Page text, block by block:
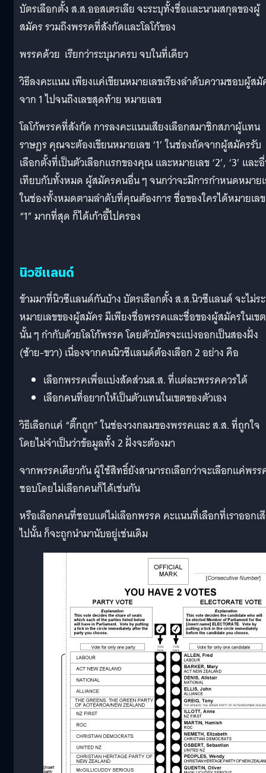
บัตรเลือกตั้ง ส.ส.ออสเตรเลีย จะระบุทั้งชื่อและนามสกุลของผู้
สมัคร รวมถึงพรรคที่สังกัดและโลโก้ของ
พรรคด้วย เรียกว่าระบุมาครบ จบในที่เดียว
วิธีลงคะแนน เพียงแค่เขียนหมายเลขเรียงลำดับความชอบผู้สมั
จาก 1 ไปจนถึงเลขสุดท้าย หมายเลข
โลโก้พรรคที่สังกัด การลงคะแนนเสียงเลือกสมาชิกสภาผู้แทน
ราษฎร คุณจะต้องเขียนหมายเลข ‘1’ ในช่องถัดจากผู้สมัครรับ
เลือกตั้งที่เป็นตัวเลือกแรกของคุณ และหมายเลข ‘2’, ‘3’ และ
เทียบกับทั้งหมด ผู้สมัครคนอื่น ๆ จนกว่าจะมีการกำหนดหมาย
ในช่องทั้งหมดตามลำดับที่คุณต้องการ ชื่อของใครได้หมายเลข
“1” มากที่สุด ก็ได้เก้าอี้ไปครอง
นิวซีแลนด์
ข้ามมาที่นิวซีแลนด์กันบ้าง บัตรเลือกตั้ง ส.ส.นิวซีแลนด์ จะไม่ร
หมายเลขของผู้สมัคร มีเพียงชื่อพรรคและชื่อของผู้สมัครในเขต
นั้น ๆ กำกับด้วยโลโก้พรรค โดยตัวบัตรจะแบ่งออกเป็นสองฝั่ง
(ซ้าย-ขวา) เนื่องจากคนนิวซีแลนด์ต้องเลือก 2 อย่าง คือ
เลือกพรรคเพื่อแบ่งสัดส่วนส.ส. ที่แต่ละพรรคควรได้
เลือกคนที่อยากให้เป็นตัวแทนในเขตของตัวเอง
วิธีเลือกแค่ “ติ๊กถูก” ในช่องวงกลมของพรรคและ ส.ส. ที่ถูกใจ
โดยไม่จำเป็นว่าข้อมูลทั้ง 2 ฝั่งจะต้องมา
จากพรรคเดียวกัน ผู้ใช้สิทธิ์ยังสามารถเลือกว่าจะเลือกแค่พร
ชอบโดยไม่เลือกคนก็ได้เช่นกัน
หรือเลือกคนที่ชอบแต่ไม่เลือกพรรค คะแนนที่เลือกที่เราออกเ
ไปนั้น ก็จะถูกนำมานับอยู่เช่นเดิม